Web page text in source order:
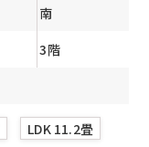
南
3階
LDK 11.2畳